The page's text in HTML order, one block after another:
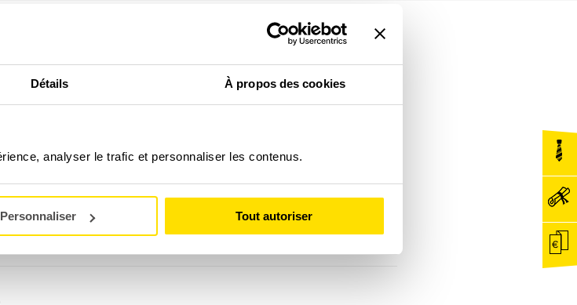
Détails À propos des cookies
analyser le trafic et personnaliser les contenus.
Personnaliser Tout autoriser
Prestige ?